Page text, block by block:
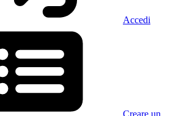
Accedi
Creare un